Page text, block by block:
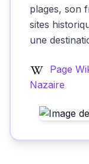
plages, son
sites
une
Page
Nazaire